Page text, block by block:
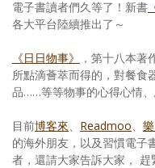
個人著作
活動實況記錄
媒體報導一覽
合作與代言
訂閱電子報
電子書讀者們久等了！新書
各大平台陸續推出了～
《日日物事》
，第十八本著
所點滴薈萃而得的，對餐食
品……等等物事的心得心情、
目前博客來、 Readmoo、
的海外朋友，以及習慣電子
者，還請大家告訴大家， 趕